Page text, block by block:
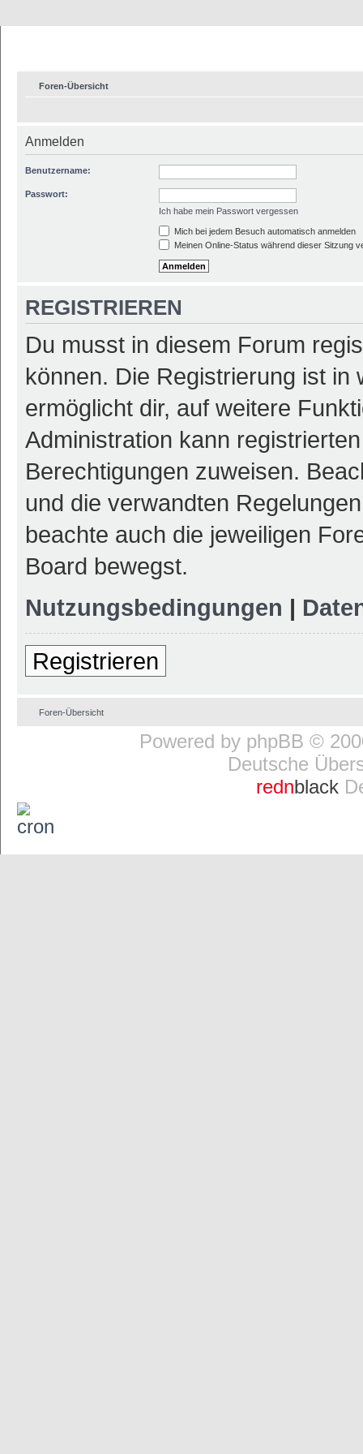
Foren-Übersicht
Anmelden
Benutzername:
Passwort:
Ich habe mein Passwort vergessen
Mich bei jedem Besuch automatisch anmelden
Meinen Online-Status während dieser Sitzung
REGISTRIEREN
Du musst in diesem Forum
können. Die Registrierung ist in
ermöglicht dir, auf weitere
Administration kann
Berechtigungen zuweisen.
und die verwandten
beachte auch die jeweiligen
Board bewegst.
Nutzungsbedingungen |
Registrieren
Foren-Übersicht
Powered by phpBB ©
Deutsche
rednblack